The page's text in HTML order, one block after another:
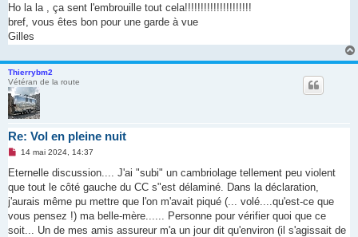
s
a
g
e
o
n
l
Ho la la , ça sent l'embrouille tout cela!!!!!!!!!!!!!!!!!!!!!
bref, vous êtes bon pour une garde à vue
Gilles
Thierrybm2
Vétéran de la route
Re: Vol en pleine nuit
M
s
a
g
n
o
14 mai 2024, 14:37
Eternelle discussion.... J'ai "subi" un cambriolage tellement peu violent
que tout le côté gauche du CC s"est délaminé. Dans la déclaration,
j'aurais même pu mettre que l'on m'avait piqué (... volé....qu'est-ce que
vous pensez !) ma belle-mère...... Personne pour vérifier quoi que ce
soit... Un de mes amis assureur m'a un jour dit qu'environ (il s'agissait de